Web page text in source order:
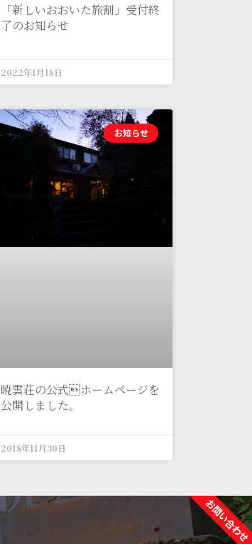
「新しいおおいた旅割」受付終
了のお知らせ
2022年1月18日
お知らせ
暁雲荘の公式ホームページを
公開しました。
2018年11月30日
お問い合わせ